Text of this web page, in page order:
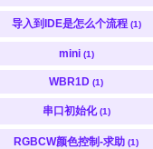
导入到IDE是怎么个流程 (1)
mini (1)
WBR1D (1)
串口初始化 (1)
RGBCW颜色控制-求助 (1)